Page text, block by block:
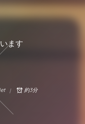
ます
約3分